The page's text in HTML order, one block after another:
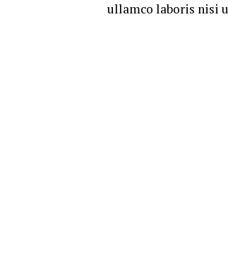
ullamco laboris nisi